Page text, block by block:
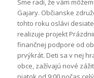
Sme radi, že vám
Gajary. Občianske
tohto roku oslávi
realizuje projekt
finančnej podpore od
prvýkrát. Deti sa v nej
obce, zažívajú nové